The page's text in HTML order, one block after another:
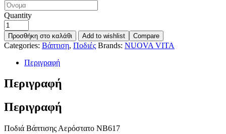
Quantity
Προσθήκη στο καλάθι Add to wishlist Compare
Categories: Βάπτιση, Ποδιές Brands: NUOVA VITA
Περιγραφή
Περιγραφή
Περιγραφή
Ποδιά Βάπτισης Αερόστατο ΝΒ617